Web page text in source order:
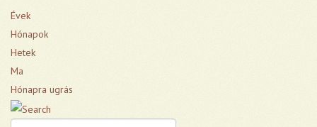
Évek
Hónapok
Hetek
Ma
Hónapra ugrás